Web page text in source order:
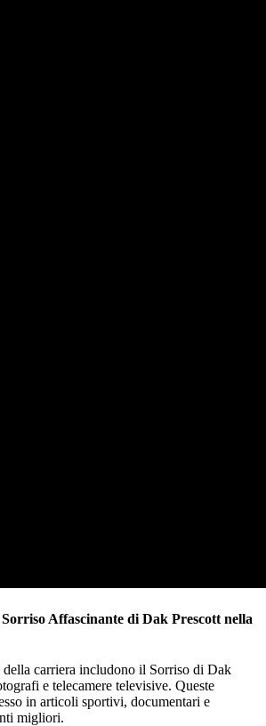
Affascinante di Dak Prescott nella
carriera includono il Sorriso di Dak
e telecamere televisive. Queste
in articoli sportivi, documentari e
migliori.